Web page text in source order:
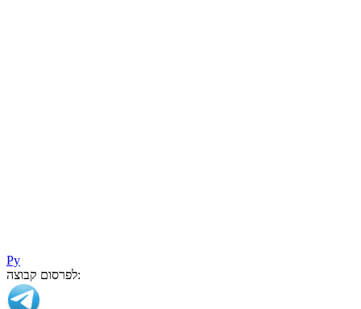
Ру
לפרסום קבוצה: